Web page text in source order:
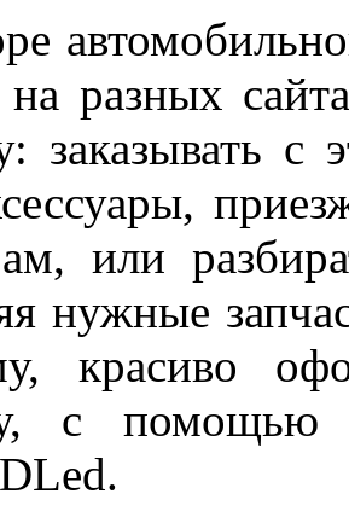
на разных
заказывать с
или
нужные
красиво
с помощью